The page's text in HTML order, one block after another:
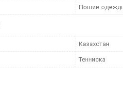
Пошив
Казахстан
Тенниска